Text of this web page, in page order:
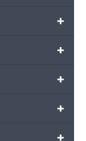
+
+
+
+
+